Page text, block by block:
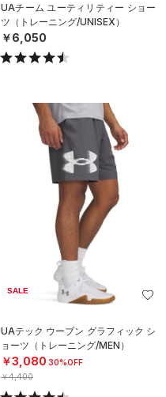
UAチーム ユーティリティー ショー
ツ（トレーニング/UNISEX）
￥6,050
SALE
UAテック ウーブン グラフィック シ
ョーツ（トレーニング/MEN）
￥3,080 30%OFF
￥4,400